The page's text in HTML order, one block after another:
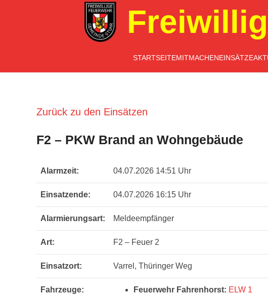
STARTSEITEMITMACHENEINSÄTZE
Zurück zu den Einsätzen
F2 – PKW Brand an Wohngebäude
Alarmzeit: 04.07.2026 14:51 Uhr
Einsatzende: 04.07.2026 16:15 Uhr
Alarmierungsart: Meldeempfänger
Art: F2 – Feuer 2
Einsatzort: Varrel, Thüringer Weg
Fahrzeuge: Feuerwehr Fahrenhorst: ELW 1